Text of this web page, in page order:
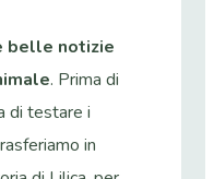
belle notizie
. Prima di
di testare i
in